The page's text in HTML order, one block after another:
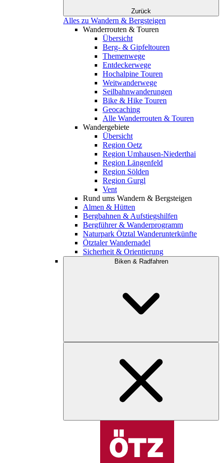
Zurück
Alles zu Wandern & Bergsteigen
Wanderrouten & Touren
Übersicht
Berg- & Gipfeltouren
Themenwege
Entdeckerwege
Hochalpine Touren
Weitwanderwege
Seilbahnwanderungen
Bike & Hike Touren
Geocaching
Alle Wanderrouten & Touren
Wandergebiete
Übersicht
Region Oetz
Region Umhausen-Niederthai
Region Längenfeld
Region Sölden
Region Gurgl
Vent
Rund ums Wandern & Bergsteigen
Almen & Hütten
Bergbahnen & Aufstiegshilfen
Bergführer & Wanderprogramm
Naturpark Ötztal Wanderunterkünfte
Ötztaler Wandernadel
Sicherheit & Orientierung
Biken & Radfahren